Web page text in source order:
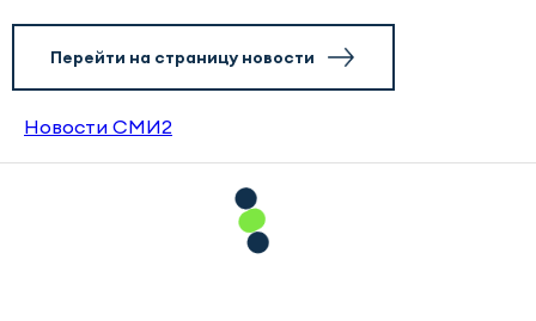
Перейти на страницу новости
Новости СМИ2